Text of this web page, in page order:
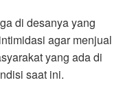
di desanya yang
agar menjual
yang ada di
saat ini.